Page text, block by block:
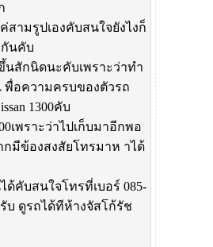
สามรูปเองคับสนใจยังไงก็
กันคับ
นสักนิดนะคับเพราะว่าทำ
พื่อความครบของตัวรถ
1300คับ
เพราะว่าไปเก็บมาอีกพอ
มีข้องสงสัยโทรมาห าได้
ด้คับสนใจโทรที่เบอร์ 085-
รับ ดูรถได้ทีห้างจัสโก้รัช